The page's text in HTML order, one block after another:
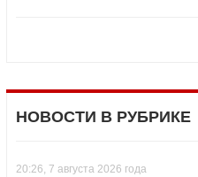
НОВОСТИ В РУБРИКЕ
20:26, 7 августа 2026 года